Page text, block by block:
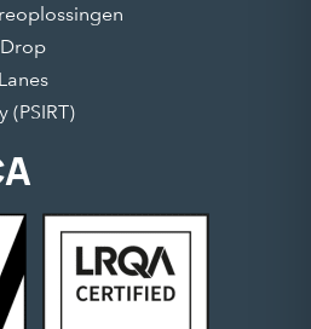
(PSIRT)